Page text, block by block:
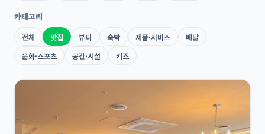
카테고리
전체 맛집 뷰티 숙박 제품·서비스
배달
문화·스포츠
공간·시설 키즈